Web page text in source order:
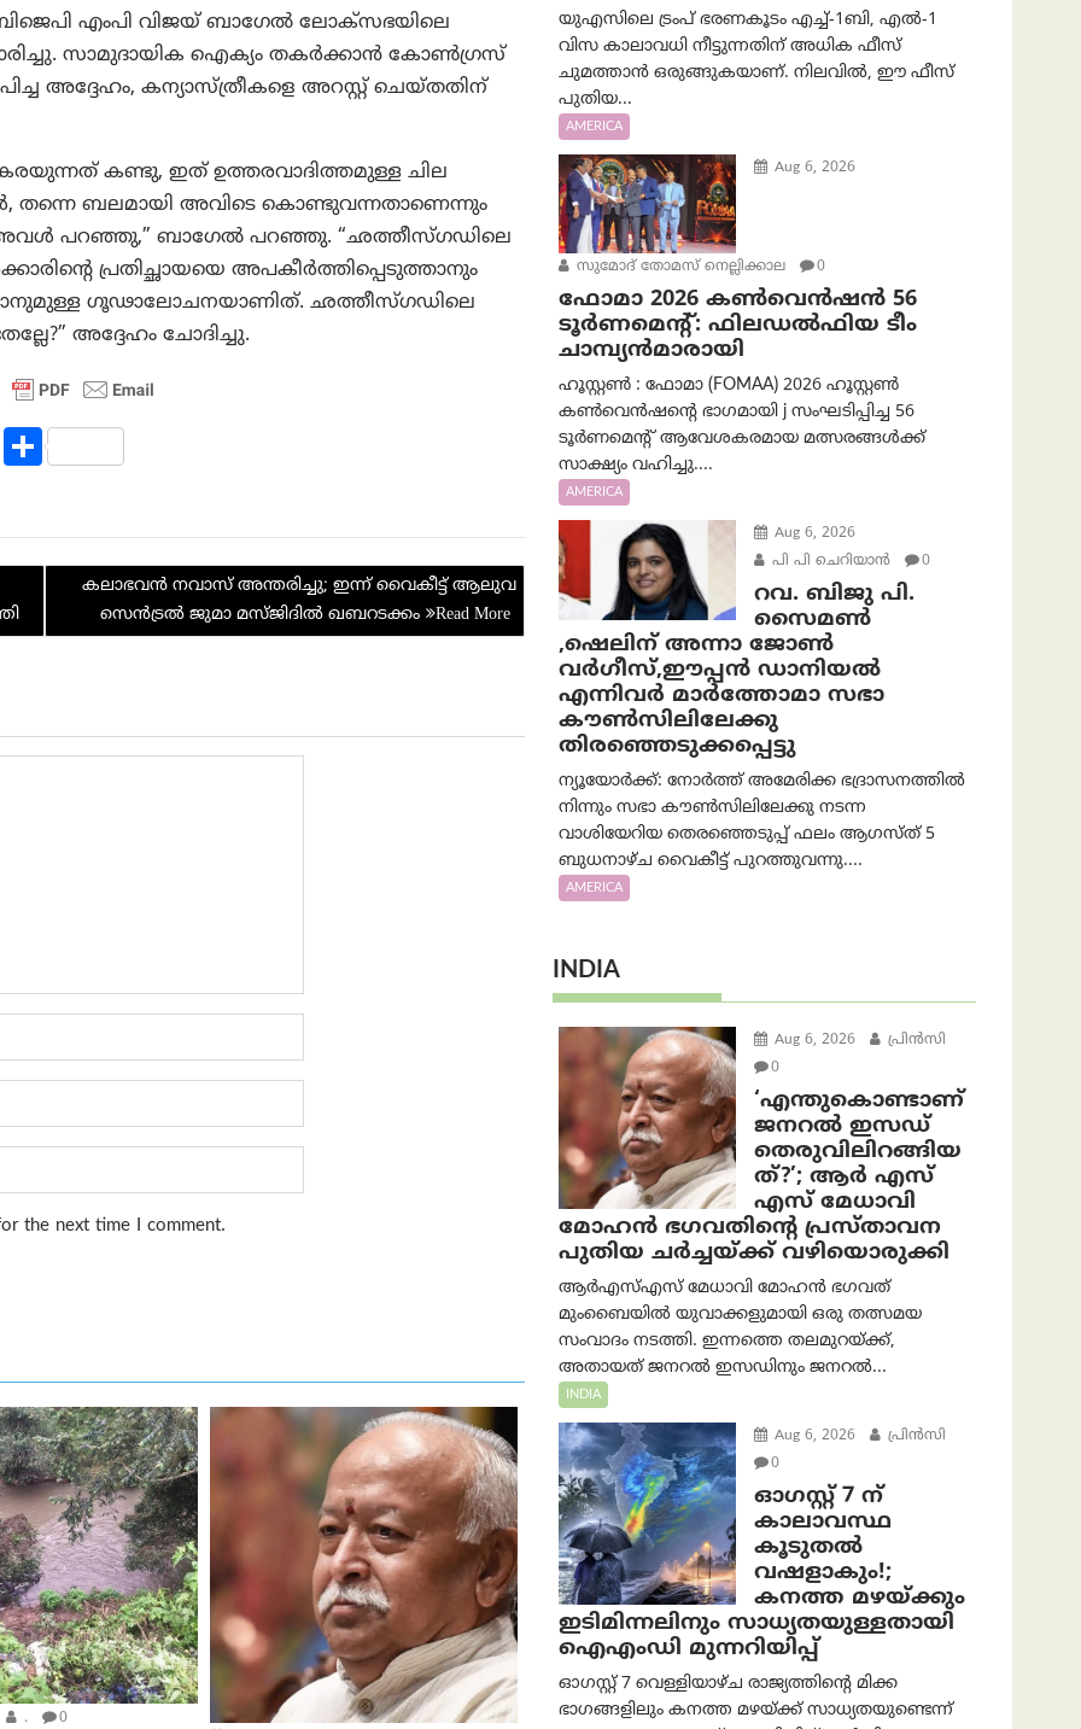
എംപി വിജയ് ബാഗേൽ ലോക്‌സഭയിലെ
സാമുദായിക ഐക്യം തകർക്കാൻ കോൺഗ്രസ്
അദ്ദേഹം, കന്യാസ്ത്രീകളെ അറസ്റ്റ് ചെയ്തതിന്
കരയുന്നത് കണ്ടു, ഇത് ഉത്തരവാദിത്തമുള്ള ചില
തന്നെ ബലമായി അവിടെ കൊണ്ടുവന്നതാണെന്നും
അവൾ പറഞ്ഞു,” ബാഗേൽ പറഞ്ഞു. “ഛത്തീസ്ഗഡിലെ
പ്രതിച്ഛായയെ അപകീർത്തിപ്പെടുത്താനും
ഗൂഢാലോചനയാണിത്. ഛത്തീസ്ഗഡിലെ
അദ്ദേഹം ചോദിച്ചു.
R S
e
കലാഭവന്‍ നവാസ് അന്തരിച്ചു; ഇന്ന് വൈകീട്ട് ആലുവ
സെന്‍‌ട്രല്‍ ജുമാ മസ്ജിദില്‍ ഖബറടക്കം
the next time I comment.
.
0
യുഎസിലെ ട്രംപ് ഭരണകൂടം എച്ച്-1ബി, എൽ-1
വിസ കാലാവധി നീട്ടുന്നതിന് അധിക ഫീസ്
ചുമത്താൻ ഒരുങ്ങുകയാണ്. നിലവിൽ, ഈ ഫീസ്
പുതിയ...
AMERICA
Aug 6, 2026
സുമോദ് തോമസ് നെല്ലിക്കാല 0
ഫോമാ 2026 കൺവെൻഷൻ 56
ടൂർണമെന്റ്: ഫിലഡൽഫിയ ടീം
ചാമ്പ്യൻമാരായി
ഹൂസ്റ്റൺ : ഫോമാ (FOMAA) 2026 ഹൂസ്റ്റൺ
കൺവെൻഷന്റെ ഭാഗമായി j സംഘടിപ്പിച്ച 56
ടൂർണമെന്റ് ആവേശകരമായ മത്സരങ്ങൾക്ക്
സാക്ഷ്യം വഹിച്ചു....
AMERICA
Aug 6, 2026
പി പി ചെറിയാൻ
0
റവ. ബിജു പി.
സൈമൺ
,ഷെലിന് അന്നാ ജോൺ
വർഗീസ്,ഈപ്പൻ ഡാനിയൽ
എന്നിവർ മാർത്തോമാ സഭാ
കൗൺസിലിലേക്കു
തിരഞ്ഞെടുക്കപ്പെട്ടു
ന്യൂയോർക്ക്: നോർത്ത് അമേരിക്ക ഭദ്രാസനത്തിൽ
നിന്നും സഭാ കൗൺസിലിലേക്കു നടന്ന
വാശിയേറിയ തെരഞ്ഞെടുപ്പ് ഫലം ആഗസ്ത് 5
ബുധനാഴ്ച വൈകീട്ട് പുറത്തുവന്നു....
AMERICA
INDIA
Aug 6, 2026
പ്രിന്‍സി
0
‘എന്തുകൊണ്ടാണ്
ജനറൽ ഇസഡ്
തെരുവിലിറങ്ങിയ
ത്?’; ആര്‍ എസ്
എസ് മേധാവി
മോഹൻ ഭഗവതിന്റെ പ്രസ്താവന
പുതിയ ചര്‍ച്ചയ്ക്ക് വഴിയൊരുക്കി
ആർ‌എസ്‌എസ് മേധാവി മോഹൻ ഭഗവത്
മുംബൈയിൽ യുവാക്കളുമായി ഒരു തത്സമയ
സംവാദം നടത്തി. ഇന്നത്തെ തലമുറയ്ക്ക്,
അതായത് ജനറൽ ഇസഡിനും ജനറൽ...
INDIA
Aug 6, 2026
പ്രിന്‍സി
0
ഓഗസ്റ്റ് 7 ന്
കാലാവസ്ഥ
കൂടുതൽ
വഷളാകും!;
കനത്ത മഴയ്ക്കും
ഇടിമിന്നലിനും സാധ്യതയുള്ളതായി
ഐഎംഡി മുന്നറിയിപ്പ്
ഓഗസ്റ്റ് 7 വെള്ളിയാഴ്ച രാജ്യത്തിന്റെ മിക്ക
ഭാഗങ്ങളിലും കനത്ത മഴയ്ക്ക് സാധ്യതയുണ്ടെന്ന്